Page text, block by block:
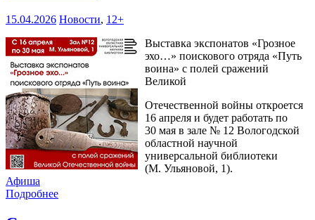
15.04.2026 Новости, 12+
Выставка экспонатов «Грозное
эхо…» поискового отряда «Путь
воина» с полей сражений
Великой
Отечественной войны откроется
16 апреля и будет работать по
30 мая в зале № 12 Вологодской
областной научной
универсальной библиотеки
(М. Ульяновой, 1).
Афиша
Подробнее